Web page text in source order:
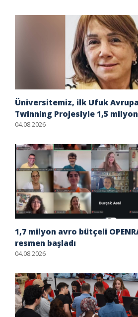
Üniversitemiz, ilk Ufuk Avrupa
Twinning Projesiyle 1,5
04.08.2026
1,7 milyon avro bütçeli
resmen başladı
04.08.2026